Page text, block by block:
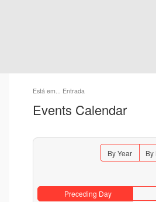
Está em... Entrada
Events Calendar
By Year By
Preceding Day